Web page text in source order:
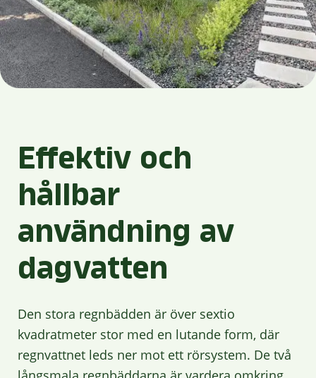
Effektiv och
hållbar
användning av
dagvatten
Den stora regnbädden är över sextio
kvadratmeter stor med en lutande form, där
regnvattnet leds ner mot ett rörsystem. De två